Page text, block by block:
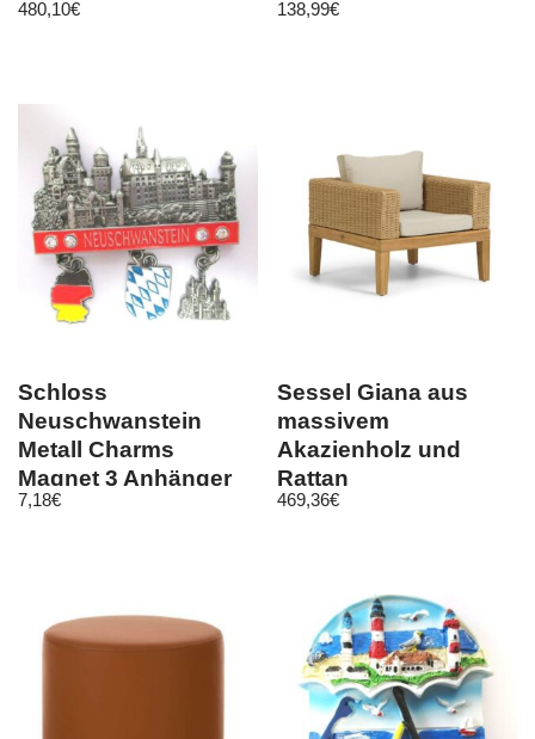
erweiterbar
480,10€ 138,99€
Schloss
Neuschwanstein
Metall Charms
Magnet 3 Anhänger
Souvenir Germany
7,18€
Sessel Giana aus
massivem
Akazienholz und
Rattan
469,36€